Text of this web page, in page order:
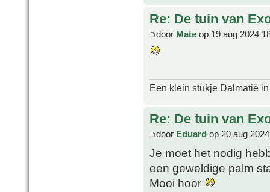
Re: De tuin van
door Mate op 19 aug 2024
Een klein stukje Dalmatië
Re: De tuin van
door Eduard op 20 aug
Je moet het nodig
een geweldige palm
Mooi hoor